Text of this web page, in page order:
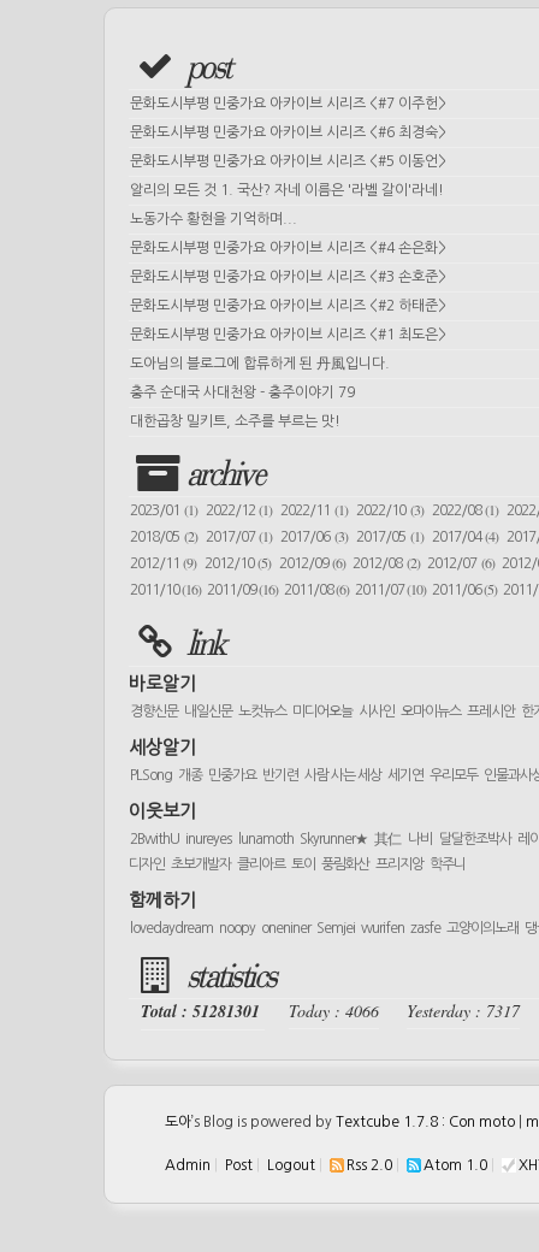
post
문화도시부평 민중가요 아카이브 시리즈 <#7 이주헌>
문화도시부평 민중가요 아카이브 시리즈 <#6 최경숙>
문화도시부평 민중가요 아카이브 시리즈 <#5 이동언>
알리의 모든 것 1. 국산? 자네 이름은 '라벨 갈이'라네!
노동가수 황현을 기억하며...
문화도시부평 민중가요 아카이브 시리즈 <#4 손은화>
문화도시부평 민중가요 아카이브 시리즈 <#3 손호준>
문화도시부평 민중가요 아카이브 시리즈 <#2 하태준>
문화도시부평 민중가요 아카이브 시리즈 <#1 최도은>
도아님의 블로그에 합류하게 된 丹風입니다.
충주 순대국 사대천왕 - 충주이야기 79
대한곱창 밀키트, 소주를 부르는 맛!
archive
2023/01 (1) 2022/12(1) 2022/11(1) 2022/10 (3) 2022/08(1)
2018/05 (2) 2017/07(1) 2017/06(3) 2017/05 (1) 2017/04(4)
2012/11(9) 2012/10(5) 2012/09(6) 2012/08 (2) 2012/07 (6)
2011/10(16) 2011/09(16) 2011/08(6) 2011/07(10) 2011/06(5)
link
바로알기
경향신문 내일신문 노컷뉴스 미디어오늘 시사인 오마이뉴스 프레시안 한
세상알기
PLSong 개종 민중가요 반기련 사람 사는 세상 세기연 우리모두 인물과사
이웃보기
2BwithU inureyes lunamoth Skyrunner★ 其仁 나비 달달한조박사 레
디자인 초보개발자 클리아르 토이 풍림화산 프리지앙 학주니
함께하기
lovedaydream noopy oneniner Semjei wurifen zasfe 고양이의노래
statistics
Total : 51281301 Today : 4066 Yesterday : 7317
도아’s Blog is powered by Textcube 1.7.8 : Con moto
Admin Post Logout Rss 2.0 Atom 1.0